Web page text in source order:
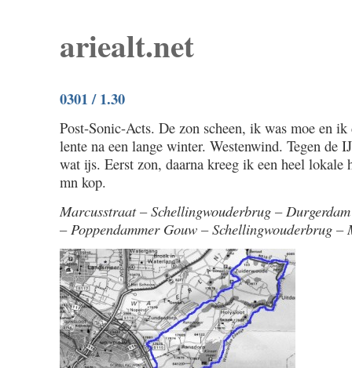
ariealt.net
0301 / 1.30
Post-Sonic-Acts. De zon scheen, ik was moe en
lente na een lange winter. Westenwind. Tegen de
wat ijs. Eerst zon, daarna kreeg ik een heel lokale
mn kop.
Marcusstraat – Schellingwouderbrug –
– Poppendammer Gouw – Schellingwouderbrug –